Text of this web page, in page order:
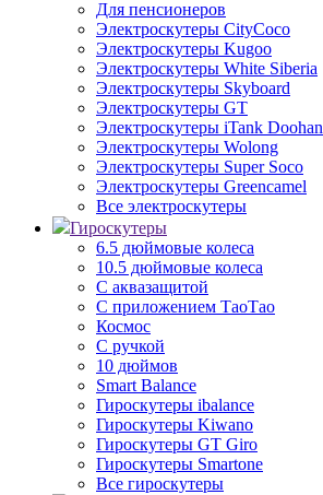
Для пенсионеров
Электроскутеры CityCoco
Электроскутеры Kugoo
Электроскутеры White Siberia
Электроскутеры Skyboard
Электроскутеры GT
Электроскутеры iTank Doohan
Электроскутеры Wolong
Электроскутеры Super Soco
Электроскутеры Greencamel
Все электроскутеры
Гироскутеры
6.5 дюймовые колеса
10.5 дюймовые колеса
С аквазащитой
С приложением ТаоТао
Космос
С ручкой
10 дюймов
Smart Balance
Гироскутеры ibalance
Гироскутеры Kiwano
Гироскутеры GT Giro
Гироскутеры Smartone
Все гироскутеры